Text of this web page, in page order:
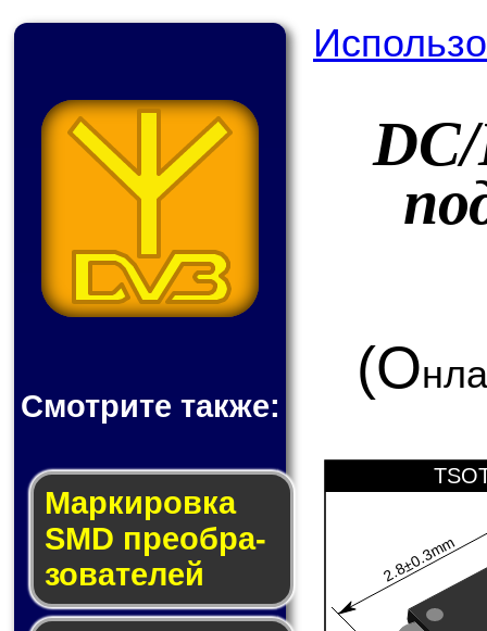
Смотрите также:
Мар­ки­ров­ка
SMD пре­об­ра­
зо­ва­те­лей
(О
2.8±0.3mm